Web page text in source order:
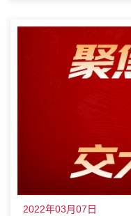
2022年03月07日